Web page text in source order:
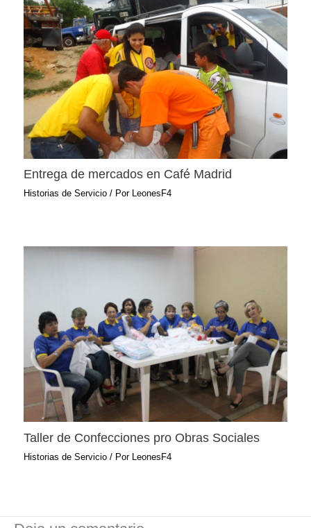
Entrega de mercados en Café Madrid
Historias de Servicio / Por LeonesF4
Taller de Confecciones pro Obras Sociales
Historias de Servicio / Por LeonesF4